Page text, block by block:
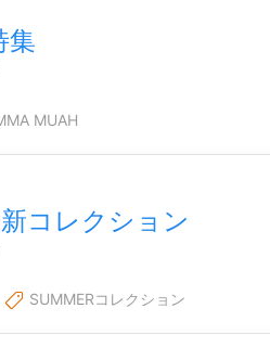
集
MUAH
コレクション
SUMMERコレクション